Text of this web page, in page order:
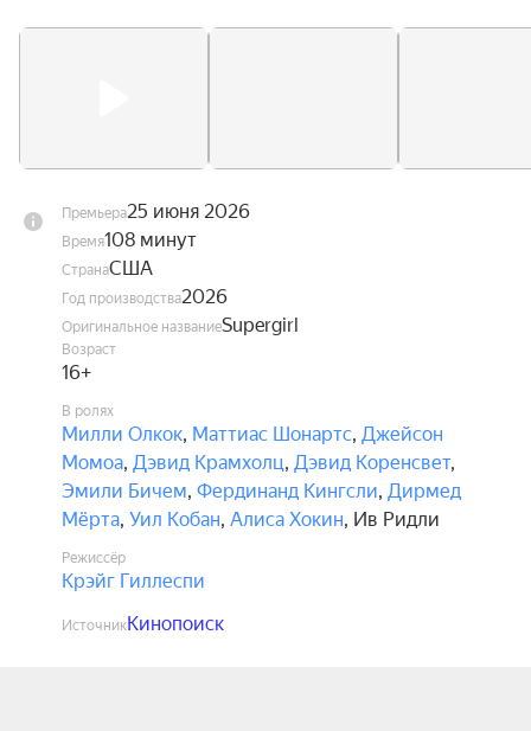
Премьера25 июня 2026
Время108 минут
СтранаСША
Год производства2026
Оригинальное названиеSupergirl
Возраст
16+
В ролях
Милли Олкок, Маттиас Шонартс, Джейсон
Момоа, Дэвид Крамхолц, Дэвид Коренсвет,
Эмили Бичем, Фердинанд Кингсли, Дирмед
Мёрта, Уил Кобан, Алиса Хокин, Ив Ридли
Режиссёр
Крэйг Гиллеспи
ИсточникКинопоиск